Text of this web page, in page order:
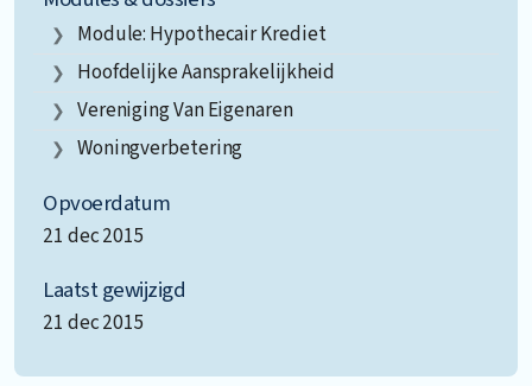
Module: Hypothecair Krediet
Hoofdelijke Aansprakelijkheid
Vereniging Van Eigenaren
Woningverbetering
Opvoerdatum
21 dec 2015
Laatst gewijzigd
21 dec 2015